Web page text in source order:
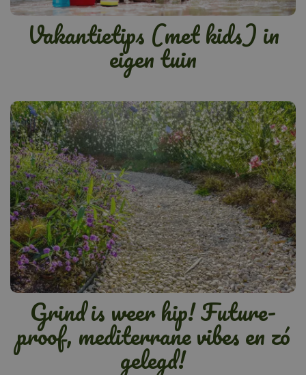
Vakantietips (met kids) in
eigen tuin
Grind is weer hip! Future-
proof, mediterrane vibes en zó
gelegd!